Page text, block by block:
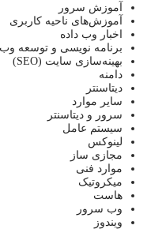
آموزش سرور
آموزش‌های ناحیه کاربری
اخبار وب داده
برنامه نویسی و توسعه وب
بهینه‌سازی سایت (SEO)
دامنه
دیتاسنتر
سایر موارد
سرور و دیتاسنتر
سیستم عامل
لینوکس
مجازی ساز
موارد فنی
میکروتیک
هاست
وب سرور
ویندوز